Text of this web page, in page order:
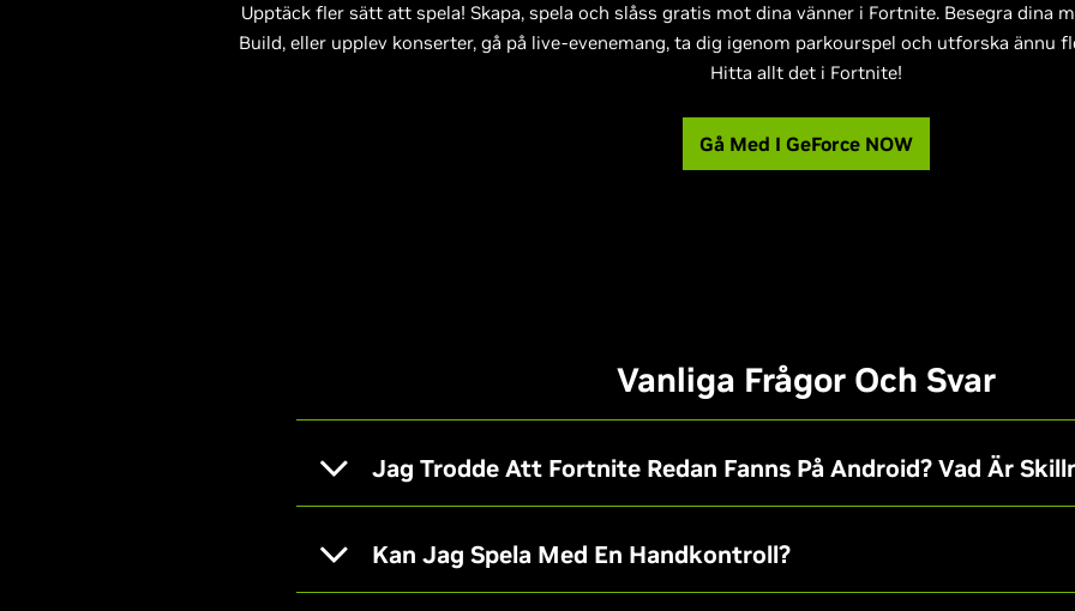
Upptäck fler sätt att spela! Skapa, spela och slåss gratis mot dina vänner i Fortnite. Besegra dina
Build, eller upplev konserter, gå på live-evenemang, ta dig igenom parkourspel och utforska ännu
Hitta allt det i Fortnite!
Gå Med I GeForce NOW
Vanliga Frågor Och Svar
Jag Trodde Att Fortnite Redan Fanns På Android? Vad Är
Kan Jag Spela Med En Handkontroll?